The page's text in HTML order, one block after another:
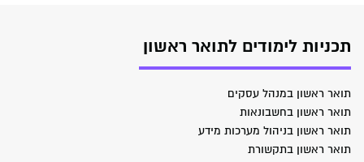
תכניות לימודים לתואר ראשון
תואר ראשון במנהל עסקים
תואר ראשון בחשבונאות
תואר ראשון בניהול מערכות מידע
תואר ראשון בתקשורת